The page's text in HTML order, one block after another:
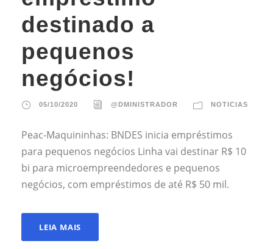
destinado a
pequenos
negócios!
05/10/2020 @DMINISTRADOR NOTICIAS
Peac-Maquininhas: BNDES inicia empréstimos
para pequenos negócios Linha vai destinar R$ 10
bi para microempreendedores e pequenos
negócios, com empréstimos de até R$ 50 mil.
LEIA MAIS